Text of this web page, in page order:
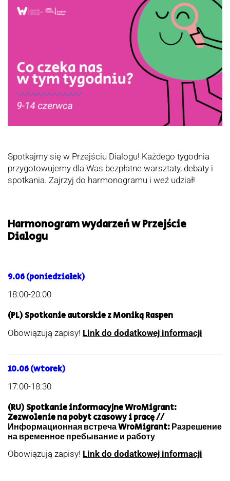
Spotkajmy się w Przejściu Dialogu! Każdego tygodnia
przygotowujemy dla Was bezpłatne warsztaty, debaty i
spotkania. Zajrzyj do harmonogramu i weź udział!
Harmonogram wydarzeń w Przejście
Dialogu
9.06 (poniedziałek)
18:00-20:00
(PL) Spotkanie autorskie z Moniką Raspen
Obowiązują zapisy! Link do dodatkowej informacji
10.06 (wtorek)
17:00-18:30
(RU) Spotkanie informacyjne WroMigrant:
Zezwolenie na pobyt czasowy i pracę //
Информационная встреча WroMigrant: Разрешение
на временное пребывание и работу
Obowiązują zapisy! Link do dodatkowej informacji